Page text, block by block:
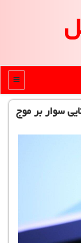
منو
سوار بر موج